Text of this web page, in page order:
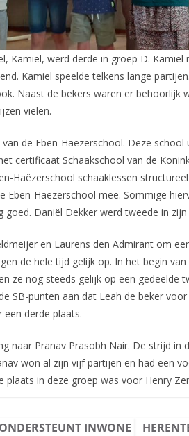
Kamiel, werd derde in groep D.
Kamiel speelde telkens lange
Naast de bekers waren er behoorlijk
vielen.
de Eben-Haëzerschool. Deze
certificaat Schaakschool van de
Haëzerschool schaaklessen
Eben-Haëzerschool mee. Sommige
goed. Daniël Dekker werd tweede in zijn
en Laurens den Admirant om
de hele tijd gelijk op. In het begin
ze nog steeds gelijk op een gedeelde
SB-punten aan dat Leah de beker
derde plaats.
naar Pranav Prasobh Nair. De strijd in
won al zijn vijf partijen en had een
plaats in deze groep was voor Henry
INWONE